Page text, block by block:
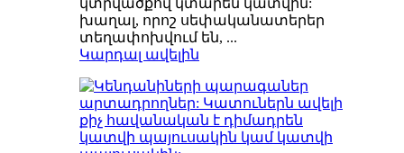
կտրվածքով կտարեն կատվին:
խաղալ, որոշ սեփականատերեր
տեղափոխվում են, ...
Կարդալ ավելին